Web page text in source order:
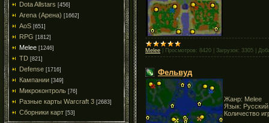
Dota Allstars [456]
Arena (Арена) [1662]
AoS [651]
RPG [1812]
Melee [1246]
TD [821]
Defense [1716]
Кампании [349]
Микроконтроль [76]
Разные карты Warcraft 3 [2683]
Сборники карт [53]
Melee Просмотров: 8420 Загрузок: 3305
Фельвуд
Жанр: Melee
Язык:
Количество